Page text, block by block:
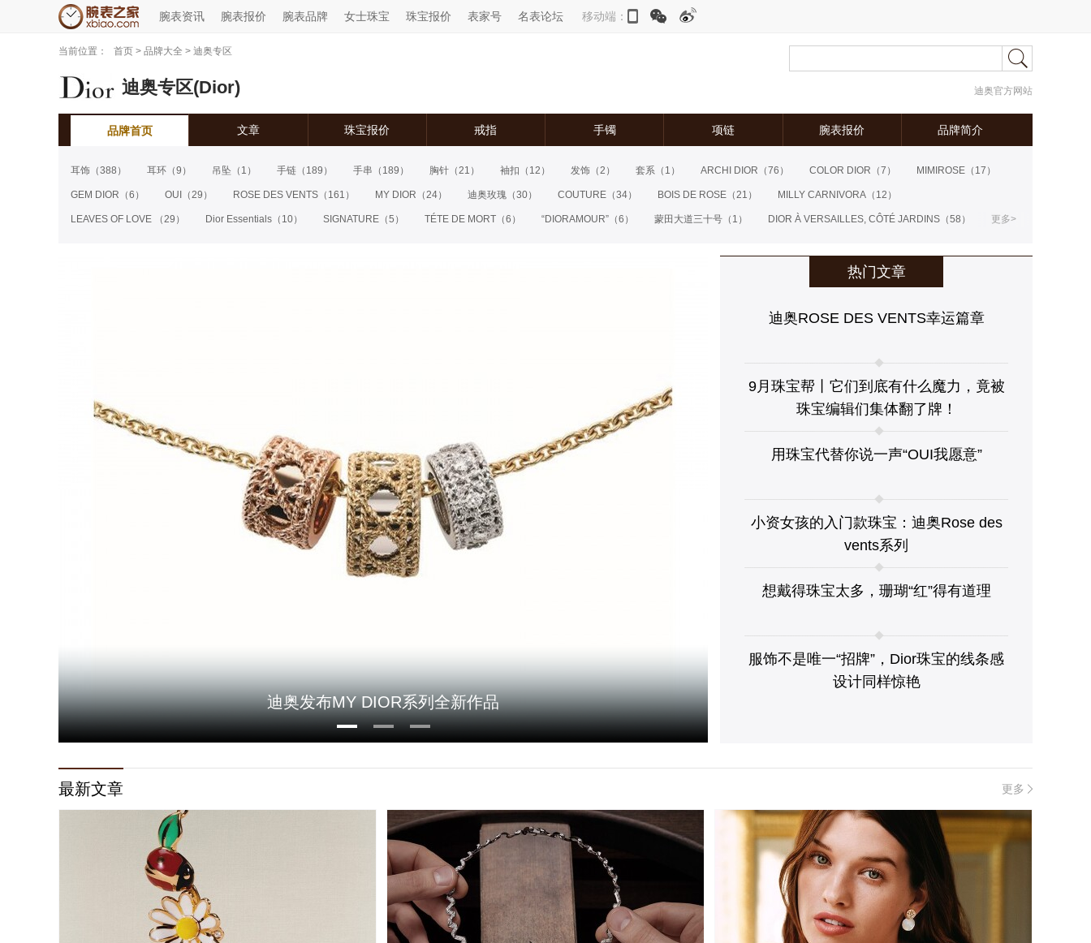
腕表资讯 腕表报价 腕表品牌 女士珠宝 珠宝报价 表家号 名表论坛 移动端：
当前位置： 首页 > 品牌大全 > 迪奥专区
迪奥专区(Dior) 迪奥官方网站
品牌首页 文章 珠宝报价 戒指 手镯 项链 腕表报价 品牌简介
耳饰 （388） 耳环 （9） 吊坠 （1） 手链 （189） 手串 （189） 胸针 （21） 袖扣 （12） 发饰 （2） 套系 （1） ARCHI DIOR （76） COLOR DIOR （7） MIMIROSE （17）
GEM DIOR （6） OUI （29） ROSE DES VENTS （161） MY DIOR （24） 迪奥玫瑰 （30） COUTURE （34） BOIS DE ROSE （21） MILLY CARNIVORA （12）
LEAVES OF LOVE （29） Dior Essentials （10） SIGNATURE （5） TÉTE DE MORT （6） “DIORAMOUR” （6） 蒙田大道三十号 （1） DIOR À VERSAILLES, CÔTÉ JARDINS （58）
DIOR TRIBALES（25）
更多>
迪奥呈现全新DIORISSIMA高级珠宝系列
热门文章
迪奥ROSE DES VENTS幸运篇章
9月珠宝帮丨它们到底有什么魔力，竟被
珠宝编辑们集体翻了牌！
用珠宝代替你说一声“OUI我愿意”
小资女孩的入门款珠宝：迪奥Rose des
vents系列
想戴得珠宝太多，珊瑚“红”得有道理
服饰不是唯一“招牌”，Dior珠宝的线条感
设计同样惊艳
最新文章 更多